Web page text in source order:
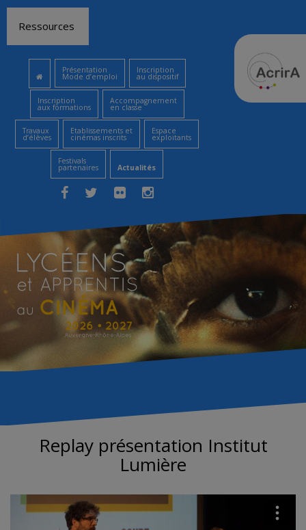
contenu
Ressources
Présentation
Mode d’emploi
Inscription
au dispositif
Inscription
aux formations
Accompagnement
en classe
Travaux
d’élèves
Etablissements et
cinémas inscrits
Espace
exploitants
Festivals
partenaires Actualités
Replay présentation Institut
Lumière